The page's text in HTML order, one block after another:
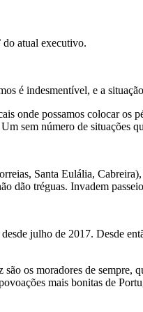
do atual executivo.
é indesmentível, e a
onde possamos colocar os
sem número de situações
Santa Eulália,
dão tréguas. Invadem
julho de 2017. Desde
os moradores de
mais bonitas de